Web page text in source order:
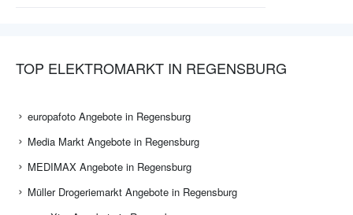
TOP ELEKTROMARKT IN REGENSBURG
europafoto Angebote in Regensburg
Media Markt Angebote in Regensburg
MEDIMAX Angebote in Regensburg
Müller Drogeriemarkt Angebote in Regensburg